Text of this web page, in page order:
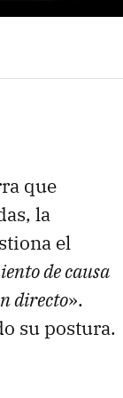
que
la
el
de causa
directo».
su postura.